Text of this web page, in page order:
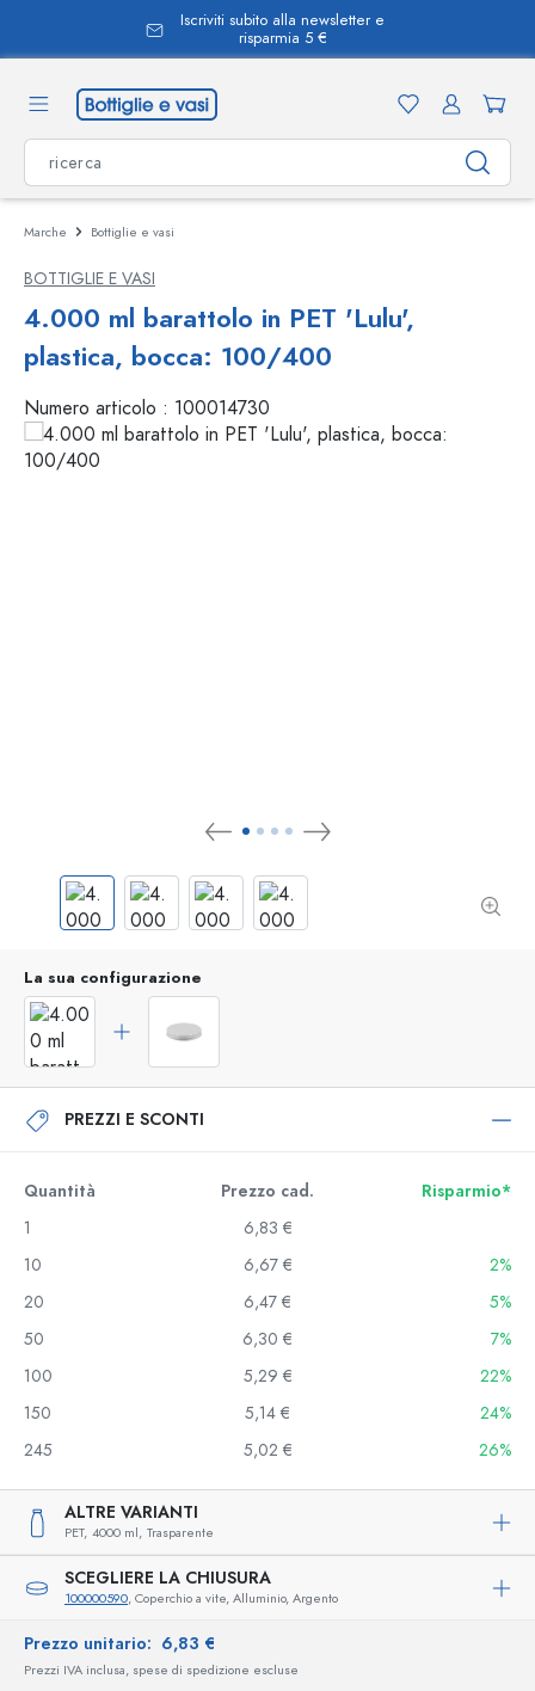
Iscriviti subito alla newsletter e
risparmia 5 €
Marche Bottiglie e vasi
BOTTIGLIE E VASI
4.000 ml barattolo in PET 'Lulu',
plastica, bocca: 100/400
Numero articolo : 100014730
La sua configurazione
PREZZI E SCONTI
Quantità Prezzo cad.
Risparmio*
1
6,83 €
10
6,67 €
2%
20
6,47 €
5%
50
6,30 €
7%
100
5,29 €
22%
150
5,14 €
24%
245
5,02 € 26%
ALTRE VARIANTI
PET, 4000 ml, Trasparente
SCEGLIERE LA CHIUSURA
100000590, Coperchio a vite, Alluminio, Argento
Prezzo unitario: 6,83 €
Prezzi IVA inclusa, spese di spedizione escluse